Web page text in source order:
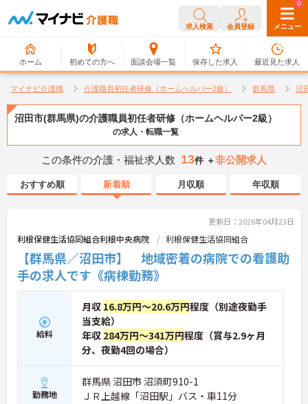
求人検索 会員登録 メニュー
ホーム 初めての方へ 面談会場一覧
0
保存した求人
0
最近見た求人
マイナビ介護職 介護職員初任者研修（ホームヘルパー2級） 群馬県 沼
沼田市(群馬県)の介護職員初任者研修（ホームヘルパー2級）
の求人・転職一覧
この条件の介護・福祉求人数 13件 ＋非公開求人
おすすめ順 新着順 月収順 年収順
更新日：2026年04月23日
利根保健生活協同組合利根中央病院 利根保健生活協同組合
【群馬県／沼田市】 地域密着の病院での看護助
手の求人です《病棟勤務》
給料
月収 16.8万円～20.6万円程度（別途夜勤手
当支給）
年収 284万円～341万円程度（賞与2.9ヶ月
分、夜勤4回の場合）
勤務地
群馬県 沼田市 沼須町910-1
ＪＲ上越線「沼田駅」バス・車11分